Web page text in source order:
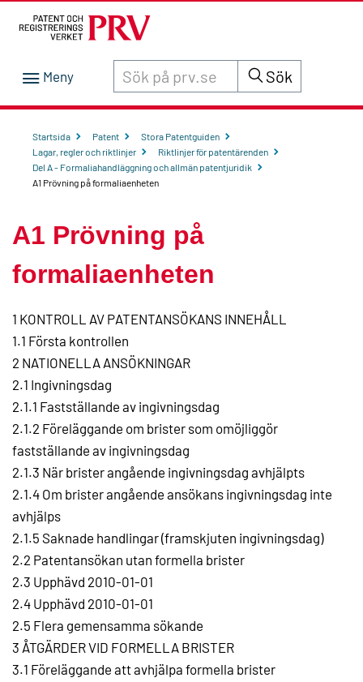
Sök innehåll på siten prv.se Sök
Startsida Patent
Stora Patentguiden
Lagar, regler och riktlinjer
Riktlinjer för patentärenden
Del A - Formaliahandläggning och allmän patentjuridik
A1 Prövning på formaliaenheten
A1 Prövning på
formaliaenheten
1 KONTROLL AV PATENTANSÖKANS INNEHÅLL
1.1 Första kontrollen
2 NATIONELLA ANSÖKNINGAR
2.1 Ingivningsdag
2.1.1 Fastställande av ingivningsdag
2.1.2 Föreläggande om brister som omöjliggör
fastställande av ingivningsdag
2.1.3 När brister angående ingivningsdag avhjälpts
2.1.4 Om brister angående ansökans ingivningsdag inte
avhjälps
2.1.5 Saknade handlingar (framskjuten ingivningsdag)
2.2 Patentansökan utan formella brister
2.3 Upphävd 2010-01-01
2.4 Upphävd 2010-01-01
2.5 Flera gemensamma sökande
3 ÅTGÄRDER VID FORMELLA BRISTER
3.1 Föreläggande att avhjälpa formella brister